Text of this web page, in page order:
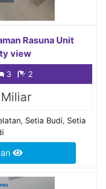
Rasuna Unit
view
3 2
, Setia Budi, Setia